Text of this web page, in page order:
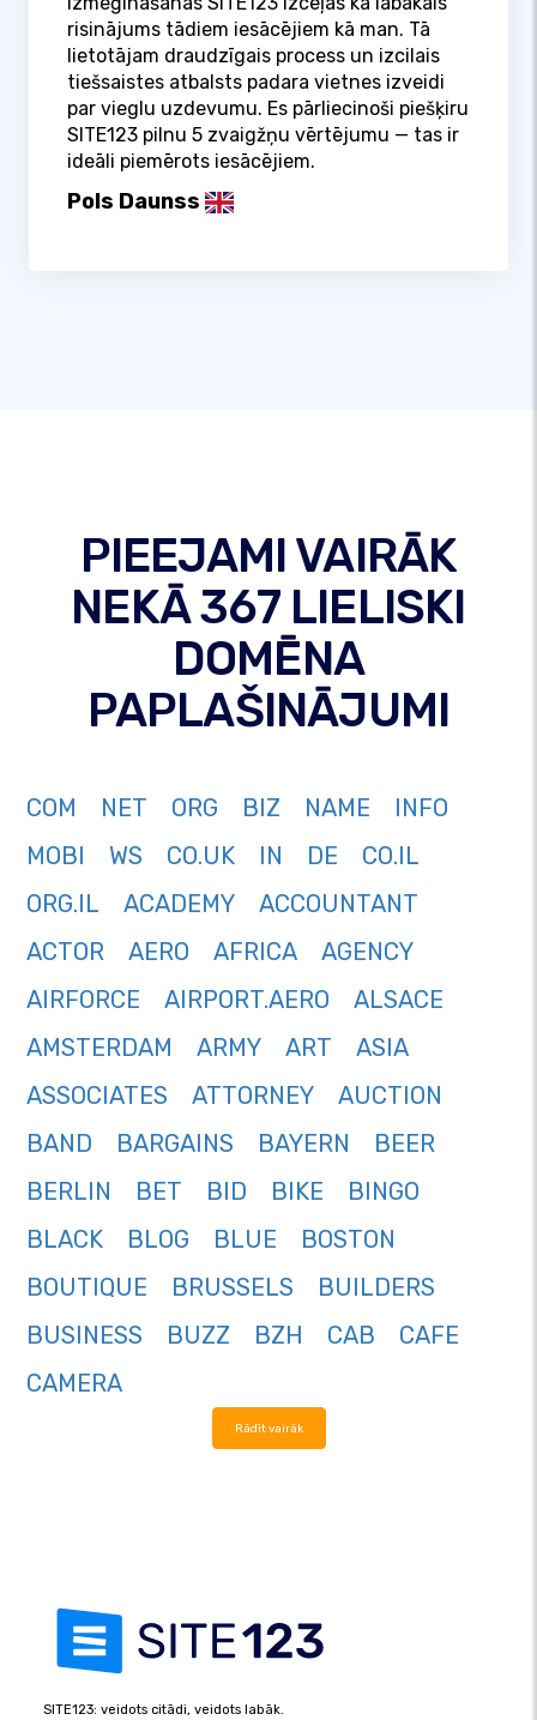
risinājums tādiem iesācējiem kā man. Tā
lietotājam draudzīgais process un izcilais
tiešsaistes atbalsts padara vietnes izveidi
par vieglu uzdevumu. Es pārliecinoši piešķiru
SITE123 pilnu 5 zvaigžņu vērtējumu — tas ir
ideāli piemērots iesācējiem.
Pols Daunss
PIEEJAMI VAIRĀK
NEKĀ 367 LIELISKI
DOMĒNA
PAPLAŠINĀJUMI
COM NET ORG BIZ NAME
INFO
MOBI
WS CO.UK IN DE
CO.IL
ORG.IL
ACADEMY
ACCOUNTANT
ACTOR
AERO AFRICA
AGENCY
AIRFORCE
AIRPORT.AERO
ALSACE
AMSTERDAM
ARMY ART
ASIA
ASSOCIATES
ATTORNEY
AUCTION
BAND
BARGAINS BAYERN
BEER
BERLIN
BET BID BIKE
BINGO
BLACK
BLOG BLUE
BOSTON
BOUTIQUE
BRUSSELS
BUILDERS
BUSINESS
BUZZ BZH CAB
CAFE
CAMERA
Rādīt vairāk
SITE123: veidots citādi, veidots labāk.